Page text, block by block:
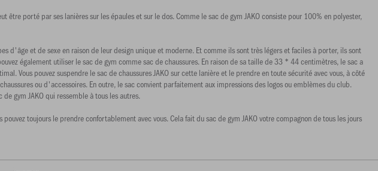
porté par ses lanières sur les épaules et sur le dos. Comme le sac de gym JAKO consiste pour 100% en polyester,
d'âge et de sexe en raison de leur design unique et moderne. Et comme ils sont très légers et faciles à porter, ils sont
également utiliser le sac de gym comme sac de chaussures. En raison de sa taille de 33 * 44 centimètres, le sac a
Vous pouvez suspendre le sac de chaussures JAKO sur cette lanière et le prendre en toute sécurité avec vous, à côté
ou d'accessoires. En outre, le sac convient parfaitement aux impressions des logos ou emblèmes du club.
gym JAKO qui ressemble à tous les autres.
toujours le prendre confortablement avec vous. Cela fait du sac de gym JAKO votre compagnon de tous les jours